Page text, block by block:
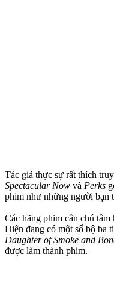
Tác giả thực sự rất thích
Spectacular Now và Perks
phim như những người bạn
Các hãng phim cần chú
Hiện đang có một số bộ ba
Daughter of Smoke and
được làm thành phim.